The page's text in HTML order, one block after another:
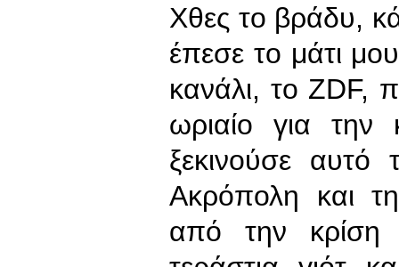
Χθες το βράδυ,
έπεσε το μάτι
κανάλι, το ZDF,
ωριαίο για
ξεκινούσε αυτό
Ακρόπολη και
από την κρίση